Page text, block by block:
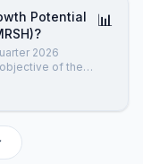
Potential
2026
of the
in diverse
can be
📊